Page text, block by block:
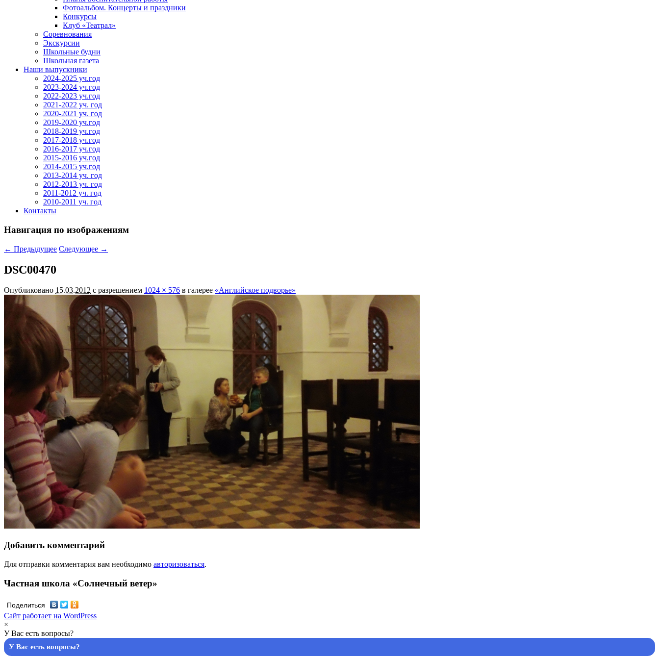
Фотоальбом. Концерты и праздники
Конкурсы
Клуб «Театрал»
Соревнования
Экскурсии
Школьные будни
Школьная газета
Наши выпускники
2024-2025 уч.год
2023-2024 уч.год
2022-2023 уч.год
2021-2022 уч. год
2020-2021 уч. год
2019-2020 уч.год
2018-2019 уч.год
2017-2018 уч.год
2016-2017 уч.год
2015-2016 уч.год
2014-2015 уч.год
2013-2014 уч. год
2012-2013 уч. год
2011-2012 уч. год
2010-2011 уч. год
Контакты
Навигация по изображениям
← Предыдущее Следующее →
DSC00470
Опубликовано 15.03.2012 с разрешением 1024 × 576 в галерее «Английское подворье»
Добавить комментарий
Для отправки комментария вам необходимо авторизоваться.
Частная школа «Солнечный ветер»
Поделиться
Сайт работает на WordPress
×
У Вас есть вопросы?
У Вас есть вопросы?